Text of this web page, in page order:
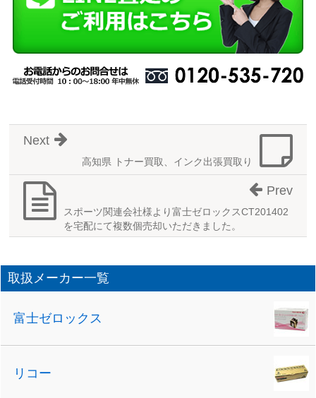
高知県 トナー買取、インク出張買取り
Next
スポーツ関連会社様より富士ゼロックスCT201402
を宅配にて複数個売却いただきました。
Prev
取扱メーカー一覧
富士ゼロックス
リコー